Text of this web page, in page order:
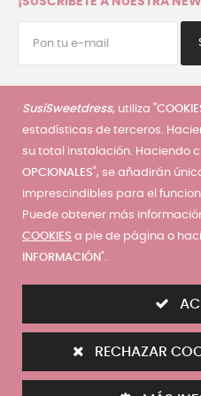
Servicio al cliente
Mi cuenta|Mis pedidos| Mis
compra|Guía de tallas|
Términos y condiciones|
SusiSweetdress, utiliza
estadísticas de terceros.
su total instalación. Haciendo
OPCIONALES", se añadirán
imprescindibles para el
Puede obtener más
COOKIES a pie de página o
INFORMACIÓN".
RECHAZAR